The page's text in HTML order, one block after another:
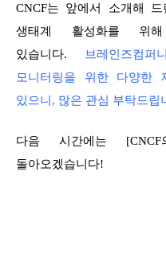
CNCF는 앞에서 소개해
생태계 활성화를 위
있습니다.
브레인즈컴
모니터링을 위한 다양한
있으니, 많은 관심 부탁드립
다음 시간에는
돌아오겠습니다!